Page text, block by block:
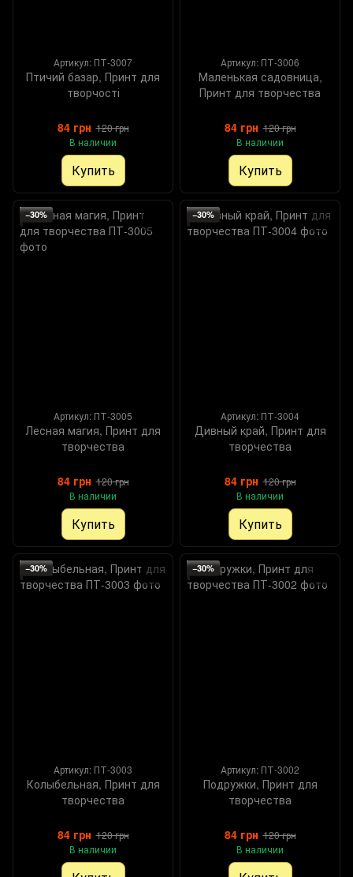
Артикул: ПТ-3007
Птичий базар, Принт для
творчості
84 грн 120 грн
В наличии
Купить
Артикул: ПТ-3006
Маленькая садовница,
Принт для творчества
84 грн 120 грн
В наличии
Купить
−30%
Артикул: ПТ-3005
Лесная магия, Принт для
творчества
84 грн 120 грн
В наличии
Купить
−30%
Артикул: ПТ-3004
Дивный край, Принт для
творчества
84 грн 120 грн
В наличии
Купить
−30%
Артикул: ПТ-3003
Колыбельная, Принт для
творчества
84 грн 120 грн
В наличии
−30%
Артикул: ПТ-3002
Подружки, Принт для
творчества
84 грн 120 грн
В наличии